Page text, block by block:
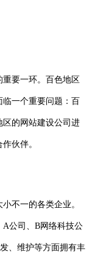
要一环。百色地区
一个重要问题：百
的网站建设公司进
伙伴。
不一的各类企业。
公司、B网络科技公
、维护等方面拥有丰